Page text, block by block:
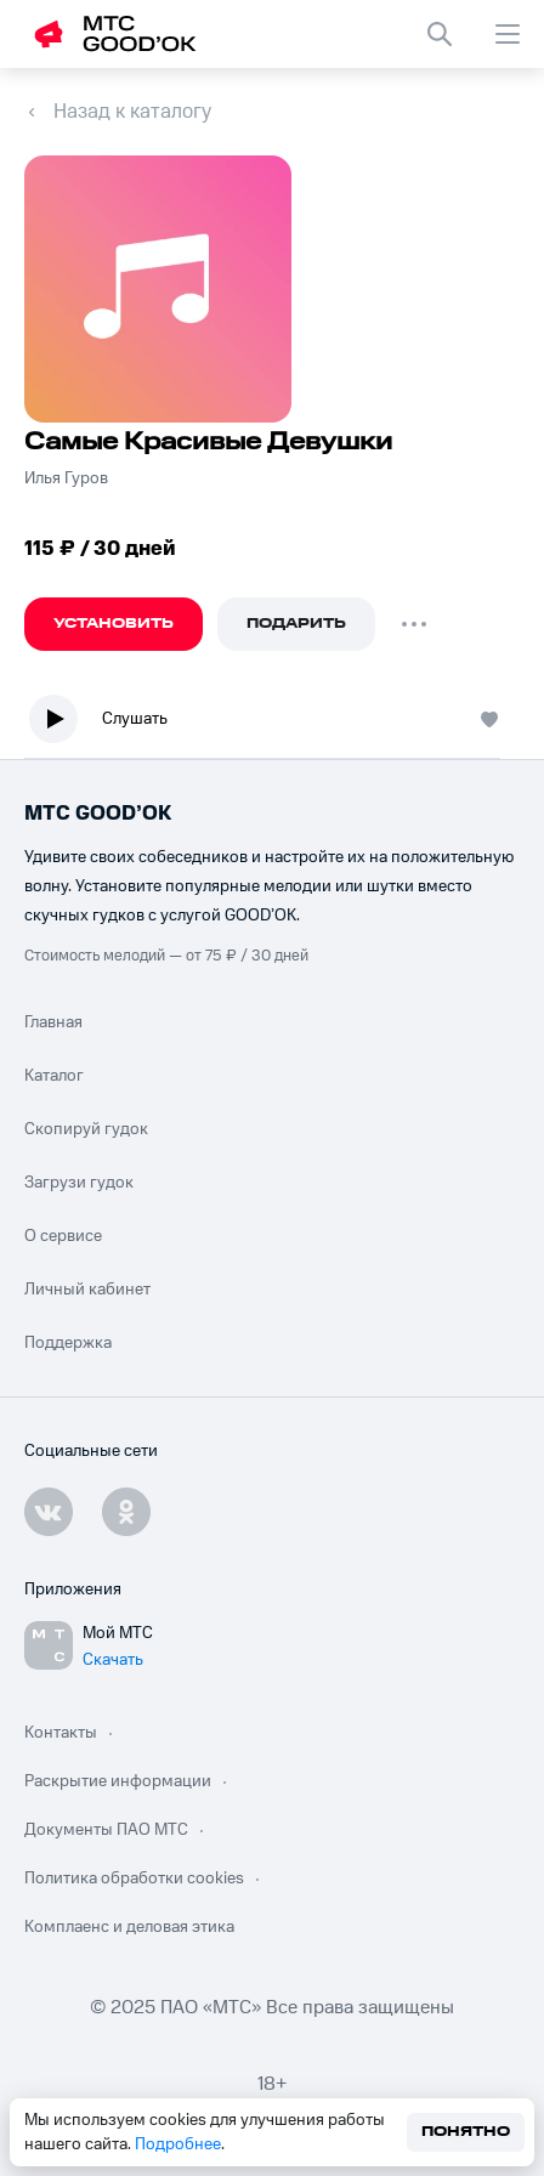
Назад к каталогу
Самые Красивые Девушки
Илья Гуров
115 ₽ / 30 дней
УСТАНОВИТЬ ПОДАРИТЬ
Слушать
Мы используем cookies для улучшения работы
нашего сайта. Подробнее.
ПОНЯТНО
МТС GOOD’OK
Удивите своих собеседников и настройте их на положительную
волну. Установите популярные мелодии или шутки вместо
скучных гудков с услугой GOOD’OK.
Стоимость мелодий — от 75 ₽ / 30 дней
Главная
Каталог
Скопируй гудок
Загрузи гудок
О сервисе
Личный кабинет
Поддержка
Социальные сети
Приложения
Мой МТС
Скачать
Контакты
Раскрытие информации
Документы ПАО МТС
Политика обработки cookies
Комплаенс и деловая этика
© 2025 ПАО «МТС» Все права защищены
18+